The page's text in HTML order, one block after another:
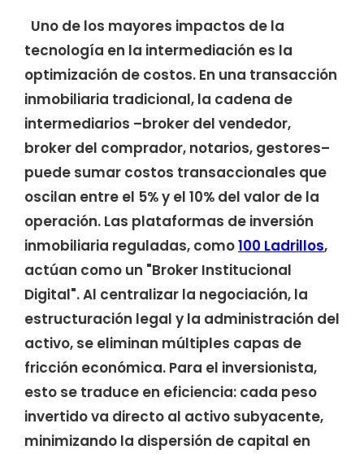
Uno de los mayores impactos de la
tecnología en la intermediación es la
optimización de costos. En una transacción
inmobiliaria tradicional, la cadena de
intermediarios –broker del vendedor,
broker del comprador, notarios, gestores–
puede sumar costos transaccionales que
oscilan entre el 5% y el 10% del valor de la
operación. Las plataformas de inversión
inmobiliaria reguladas, como100 Ladrillos,
actúan como un "Broker Institucional
Digital". Al centralizar la negociación, la
estructuración legal y la administración del
activo, se eliminan múltiples capas de
fricción económica. Para el inversionista,
esto se traduce en eficiencia: cada peso
invertido va directo al activo subyacente,
minimizando la dispersión de capital en